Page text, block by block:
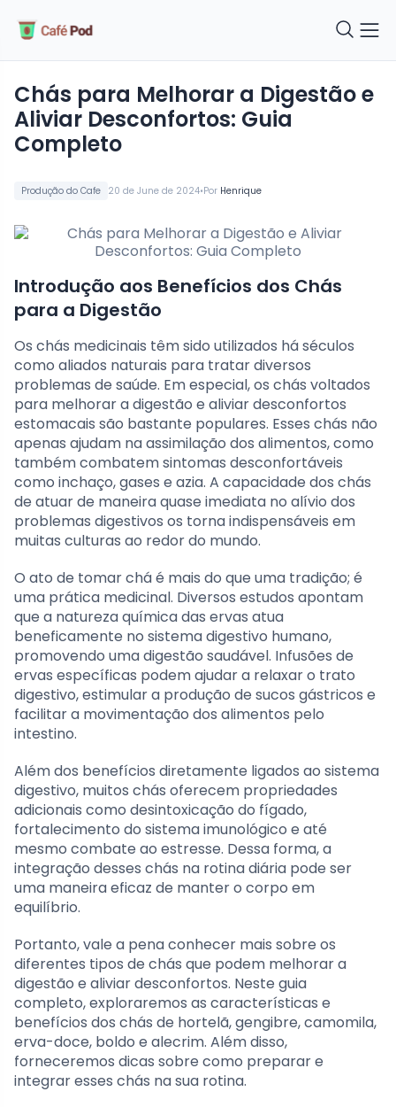
Produção do Cafe 20 de June de 2024•Por Henrique
Chás para Melhorar a Digestão e
Aliviar Desconfortos: Guia
Completo
Introdução aos Benefícios dos Chás
para a Digestão
Os chás medicinais têm sido utilizados há séculos
como aliados naturais para tratar diversos
problemas de saúde. Em especial, os chás voltados
para melhorar a digestão e aliviar desconfortos
estomacais são bastante populares. Esses chás não
apenas ajudam na assimilação dos alimentos, como
também combatem sintomas desconfortáveis
como inchaço, gases e azia. A capacidade dos chás
de atuar de maneira quase imediata no alívio dos
problemas digestivos os torna indispensáveis em
muitas culturas ao redor do mundo.
O ato de tomar chá é mais do que uma tradição; é
uma prática medicinal. Diversos estudos apontam
que a natureza química das ervas atua
beneficamente no sistema digestivo humano,
promovendo uma digestão saudável. Infusões de
ervas específicas podem ajudar a relaxar o trato
digestivo, estimular a produção de sucos gástricos e
facilitar a movimentação dos alimentos pelo
intestino.
Além dos benefícios diretamente ligados ao sistema
digestivo, muitos chás oferecem propriedades
adicionais como desintoxicação do fígado,
fortalecimento do sistema imunológico e até
mesmo combate ao estresse. Dessa forma, a
integração desses chás na rotina diária pode ser
uma maneira eficaz de manter o corpo em
equilíbrio.
Portanto, vale a pena conhecer mais sobre os
diferentes tipos de chás que podem melhorar a
digestão e aliviar desconfortos. Neste guia
completo, exploraremos as características e
benefícios dos chás de hortelã, gengibre, camomila,
erva-doce, boldo e alecrim. Além disso,
forneceremos dicas sobre como preparar e
integrar esses chás na sua rotina.